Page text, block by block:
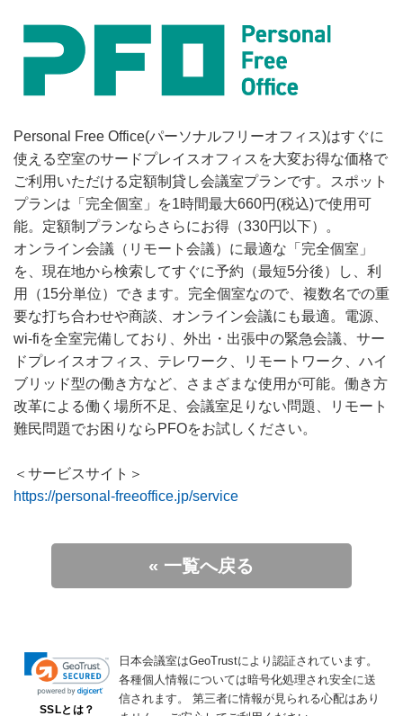
Personal Free Office(パーソナルフリーオフィス)はすぐに
使える空室のサードプレイスオフィスを大変お得な価格で
ご利用いただける定額制貸し会議室プランです。スポット
プランは「完全個室」を1時間最大660円(税込)で使用可
能。定額制プランならさらにお得（330円以下）。
オンライン会議（リモート会議）に最適な「完全個室」
を、現在地から検索してすぐに予約（最短5分後）し、利
用（15分単位）できます。完全個室なので、複数名での重
要な打ち合わせや商談、オンライン会議にも最適。電源、
wi-fiを全室完備しており、外出・出張中の緊急会議、サー
ドプレイスオフィス、テレワーク、リモートワーク、ハイ
ブリッド型の働き方など、さまざまな使用が可能。働き方
改革による働く場所不足、会議室足りない問題、リモート
難民問題でお困りならPFOをお試しください。
＜サービスサイト＞
https://personal-freeoffice.jp/service
« 一覧へ戻る
SSLとは？
日本会議室はGeoTrustにより認証されています。
各種個人情報については暗号化処理され安全に送
信されます。
第三者に情報が見られる心配はあり